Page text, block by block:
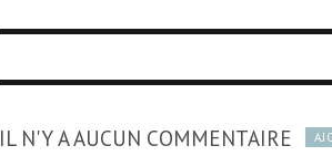
IL N'Y A AUCUN COMMENTAIRE